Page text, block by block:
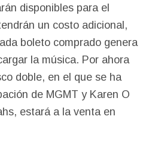
disponibles para el
un costo adicional,
boleto comprado genera
la música. Por ahora
doble, en el que se ha
de MGMT y Karen O
estará a la venta en